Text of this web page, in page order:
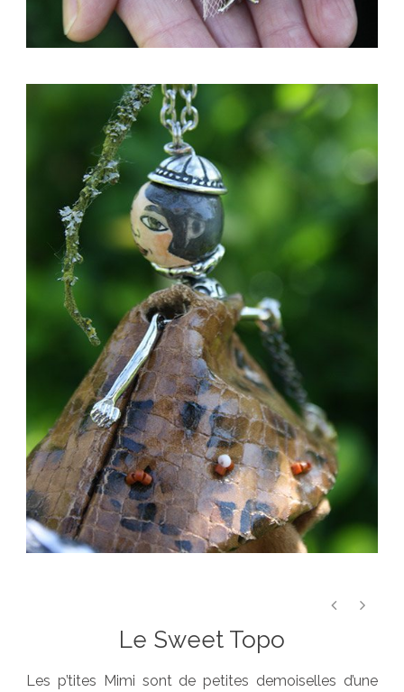
Le Sweet Topo
Les p’tites Mimi sont de petites demoiselles d’une